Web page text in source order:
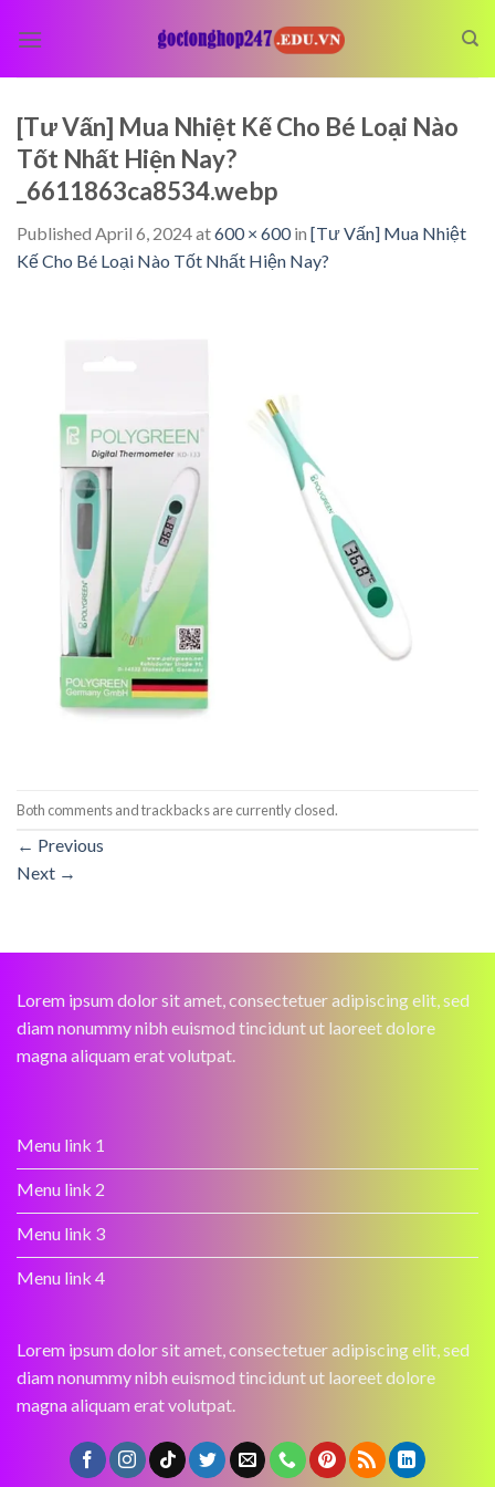
[Tư Vấn] Mua Nhiệt Kế Cho Bé Loại Nào
Tốt Nhất Hiện Nay?
_6611863ca8534.webp
Published April 6, 2024at600 × 600in [Tư Vấn] Mua Nhiệt
Kế Cho Bé Loại Nào Tốt Nhất Hiện Nay?
Both comments and trackbacks are currently closed.
← Previous
Next →
Lorem ipsum dolor sit amet, consectetuer adipiscing elit, sed
diam nonummy nibh euismod tincidunt ut laoreet dolore
magna aliquam erat volutpat.
Menu link 1
Menu link 2
Menu link 3
Menu link 4
Lorem ipsum dolor sit amet, consectetuer adipiscing elit, sed
diam nonummy nibh euismod tincidunt ut laoreet dolore
magna aliquam erat volutpat.